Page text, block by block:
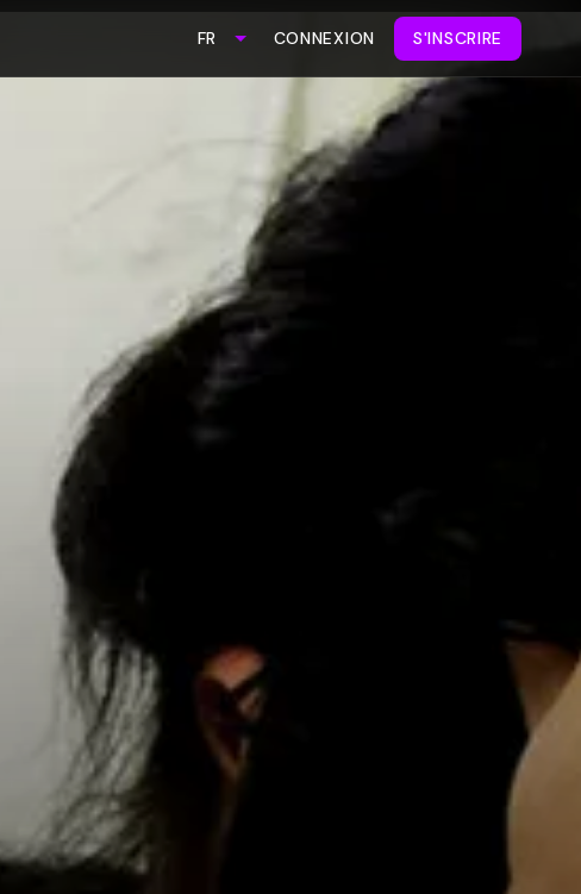
FR CONNEXION S'INSCRIRE